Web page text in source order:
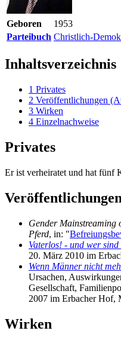
Geboren
1953
Parteibuch Christlich-
Inhaltsverzeichnis
1 Privates
2 Veröffentlichungen
3 Wirken
4 Einzelnachweise
Privates
Er ist verheiratet und hat fünf
Gender
Pferd, in: "
Vaterlos! - und wer
20. März 2010 im
Wenn Männer nicht
Ursachen,
Gesellschaft,
2007 im Erbacher Hof,
Wirken